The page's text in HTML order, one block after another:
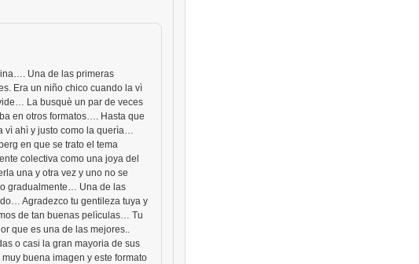
Una de las primeras
Era un niño chico cuando la vì
La busquè un par de veces
en otros formatos…. Hasta que
vì ahì y justo como la querìa…
en que se trato el tema
colectiva como una joya del
una y otra vez y uno no se
gradualmente… Una de las
Agradezco tu gentileza tuya y
de tan buenas pelìculas… Tu
que es una de las mejores..
o casi la gran mayoria de sus
buena imagen y este formato